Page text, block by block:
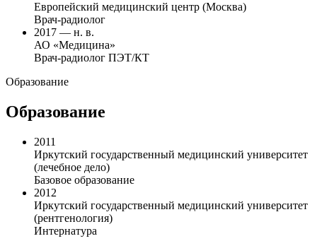
Европейский медицинский центр (Москва)
Врач-радиолог
2017 — н. в.
АО «Медицина»
Врач-радиолог ПЭТ/КТ
Образование
Образование
2011
Иркутский государственный медицинский университет
(лечебное дело)
Базовое образование
2012
Иркутский государственный медицинский университет
(рентгенология)
Интернатура